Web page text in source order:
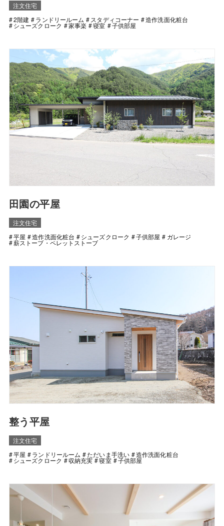
注文住宅
2階建
ランドリールーム スタディコーナー 造作洗面化粧台
シューズクローク 家事楽 寝室 子供部屋
田園の平屋
注文住宅
平屋
造作洗面化粧台 シューズクローク 子供部屋 ガレージ
薪ストーブ・ペレットストーブ
整う平屋
注文住宅
平屋
ランドリールーム ただいま手洗い 造作洗面化粧台
シューズクローク 収納充実 寝室 子供部屋